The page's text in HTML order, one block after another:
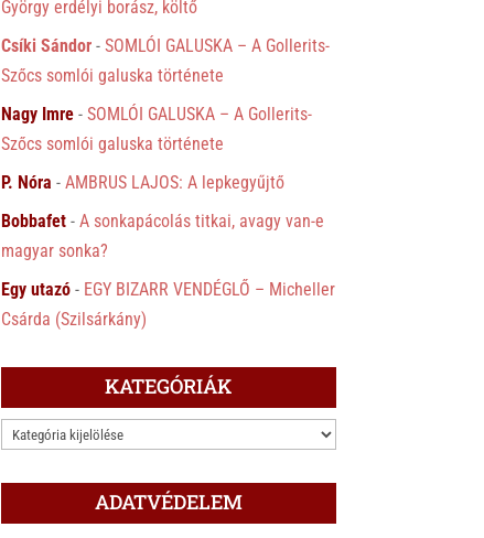
György erdélyi borász, költő
Csíki Sándor -SOMLÓI GALUSKA – A Gollerits-
Szőcs somlói galuska története
Nagy Imre -SOMLÓI GALUSKA – A Gollerits-
Szőcs somlói galuska története
P. Nóra -AMBRUS LAJOS: A lepkegyűjtő
Bobbafet -A sonkapácolás titkai, avagy van-e
magyar sonka?
Egy utazó - EGY BIZARR VENDÉGLŐ – Micheller
Csárda (Szilsárkány)
KATEGÓRIÁK
KATEGÓRIÁK
ADATVÉDELEM